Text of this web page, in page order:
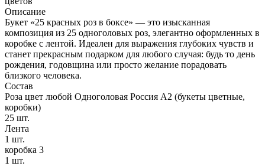
Описание
Букет «25 красных роз в боксе» — это изысканная
композиция из 25 одноголовых роз, элегантно оформленных в
коробке с лентой. Идеален для выражения глубоких чувств и
станет прекрасным подарком для любого случая: будь то день
рождения, годовщина или просто желание порадовать
близкого человека.
Состав
Роза цвет любой Одноголовая Россия А2 (букеты цветные,
коробки)
25 шт.
Лента
1 шт.
коробка 3
1 шт.